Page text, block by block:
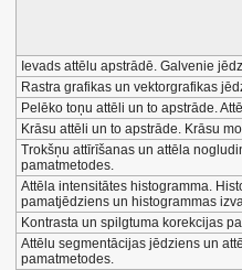
Ievads attēlu apstrādē. Galvenie
Rastra grafikas un vektorgrafikas
Pelēko toņu attēli un to apstrāde.
Krāsu attēli un to apstrāde. Krāsu
Trokšņu attīrīšanas un attēla
pamatmetodes.
Attēla intensitātes histogramma.
pamatjēdziens un histogrammas
Kontrasta un spilgtuma korekcijas
Attēlu segmentācijas jēdziens un
pamatmetodes.